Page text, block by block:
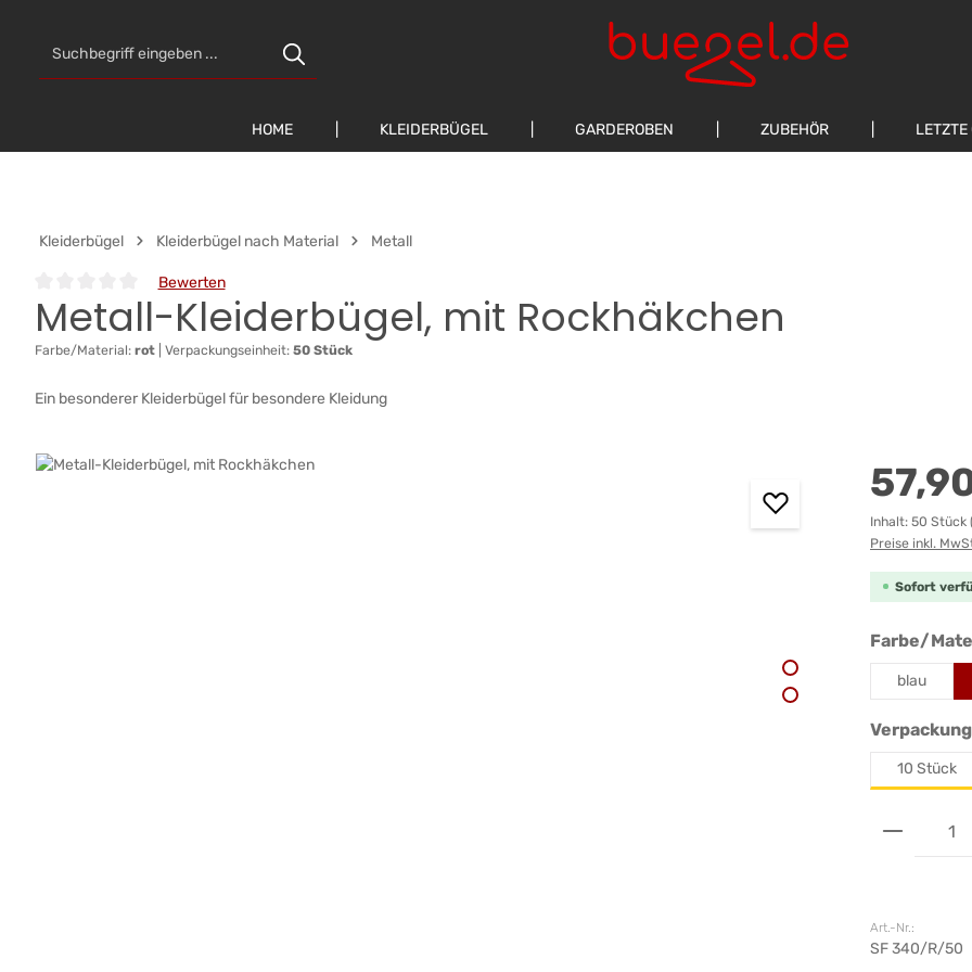
HOME KLEIDERBÜGEL GARDEROBEN ZUBEHÖR
Kleiderbügel Kleiderbügel nach Material Metall
Durchschnittliche Bewertung von 0 von 5 Sternen
Bewerten
Metall-Kleiderbügel, mit Rockhäkchen
Farbe/Material: rot Verpackungseinheit: 50 Stück
Ein besonderer Kleiderbügel für besondere Kleidung
Bildergalerie überspringen Regulärer Preis:
Inhalt: 50 Stück
Preise inkl.
Sofort
Farbe/
blau
10 Stück
Art.-Nr.:
SF 340/R/50